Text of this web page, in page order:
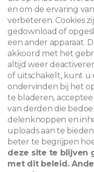
© 2026
Juridische kennisgeving
Newsletter
Zoeken
en om de ervaring
verbeteren. Cookies
gedownload of
een ander apparaat.
akkoord met het
altijd weer
of uitschakelt, kunt
ondervinden bij het
te bladeren,
van derden die
delenknoppen en
uploads aan te
beter te begrijpen
deze site te blijven
met dit beleid.